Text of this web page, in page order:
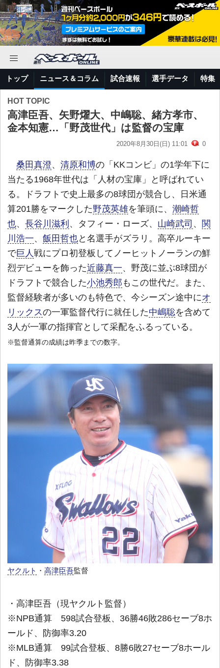
トップ ニュース＆コラム 試合速報 選手データ 特集
HOT TOPIC
高津臣吾、矢野燿大、中嶋聡、緒方孝市、
金本知憲…「野茂世代」は監督の宝庫
2020年8月30日(日) 11:01 0
桑田真澄、 清原和博の「KKコンビ」の1学年下に
当たる1968年世代は「人材の宝庫」と呼ばれてい
る。ドラフトで史上最多の8球団が競合し、日米通
算201勝をマークした野茂英雄を筆頭に、 潮崎哲
也、 長谷川滋利 、タフィー・ローズ、 山崎武司 、 関
川浩一、 飯田哲也と名選手がズラリ。高卒ルーキー
で巨人 戦にプロ初登板してノーヒットノーランの鮮
烈デビューを飾った近藤真一、野茂に並ぶ8球団が
ドラフトで競合した小池秀郎 もこの世代だ。また、
監督経験者が多いのも特色で、今シーズン途中にオ
リックスの一軍監督代行に就任した中嶋聡を含めて
3人が一軍の指揮官として采配をふるっている。
※監督通算の成績は昨季までの数字。
ヤクルト ・ 高津臣吾監督
・高津臣吾（現ヤクルト監督）
※NPB通算 598試合登板、36勝46敗286セーブ8ホ
ールド、防御率3.20
※MLB通算 99試合登板、8勝6敗27セーブ8ホール
ド、防御率3.38